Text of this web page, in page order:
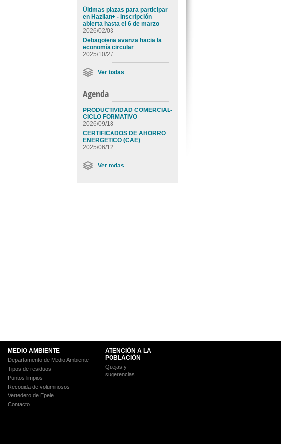
Últimas plazas para participar
en Hazilan+ - Inscripción
abierta hasta el 6 de marzo
2026/02/03
Debagoiena avanza hacia la
economía circular
2025/10/27
Ver todas
Agenda
PRODUCTIVIDAD COMERCIAL-
CICLO FORMATIVO
2026/09/18
CERTIFICADOS DE AHORRO
ENERGETICO (CAE)
2025/06/12
Ver todas
MEDIO AMBIENTE
Departamento de Medio Ambiente
Tipos de residuos
Puntos limpios
Recogida de voluminosos
Vertedero de Epele
Contacto
ATENCIÓN A LA
POBLACIÓN
Quejas y
sugerencias